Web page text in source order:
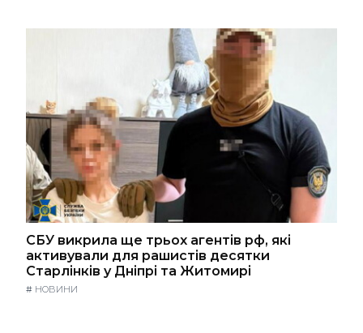
СБУ викрила ще трьох агентів рф, які
активували для рашистів десятки
Старлінків у Дніпрі та Житомирі
# НОВИНИ